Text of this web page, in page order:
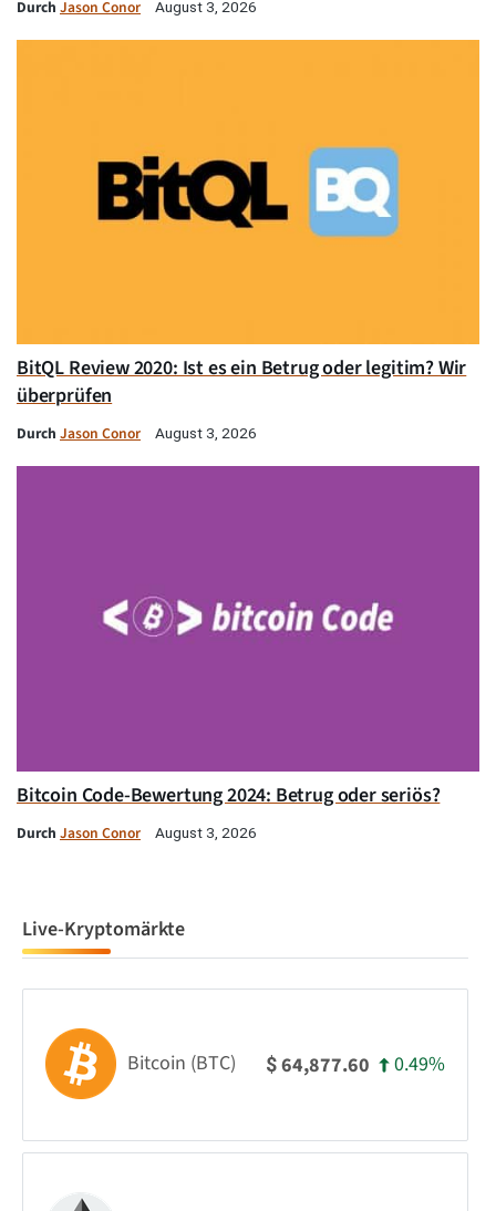
Durch Jason Conor August 3, 2026
BitQL Review 2020: Ist es ein Betrug oder legitim? Wir
überprüfen
Durch Jason Conor August 3, 2026
Bitcoin Code-Bewertung 2024: Betrug oder seriös?
Durch Jason Conor August 3, 2026
Live-Kryptomärkte
Bitcoin (BTC) $64,877.60 0.49%